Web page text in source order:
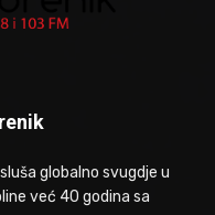
globalno svugdje u
već 40 godina sa